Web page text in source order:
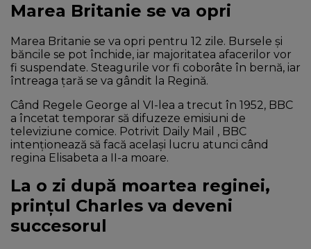
Marea Britanie se va opri
Marea Britanie se va opri pentru 12 zile. Bursele și
băncile se pot închide, iar majoritatea afacerilor vor
fi suspendate. Steagurile vor fi coborâte în bernă, iar
întreaga țară se va gândit la Regină.
Când Regele George al VI-lea a trecut în 1952, BBC
a încetat temporar să difuzeze emisiuni de
televiziune comice. Potrivit Daily Mail , BBC
intenționează să facă același lucru atunci când
regina Elisabeta a II-a moare.
La o zi după moartea reginei,
prințul Charles va deveni
succesorul